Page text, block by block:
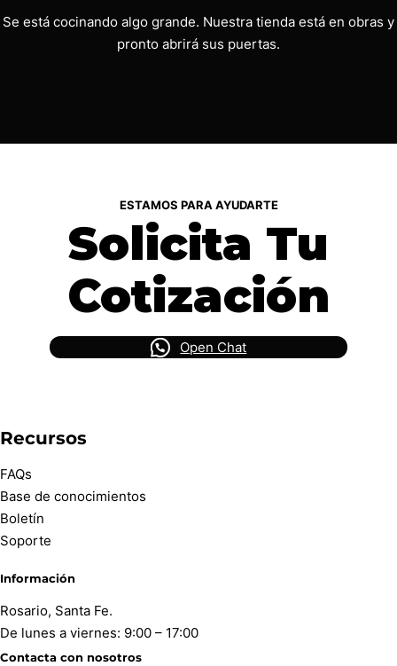
Se está cocinando algo grande. Nuestra tienda está en obras y
pronto abrirá sus puertas.
ESTAMOS PARA AYUDARTE
Solicita Tu
Cotización
Open Chat
Recursos
FAQs
Base de conocimientos
Boletín
Soporte
Información
Rosario, Santa Fe.
De lunes a viernes: 9:00 – 17:00
Contacta con nosotros